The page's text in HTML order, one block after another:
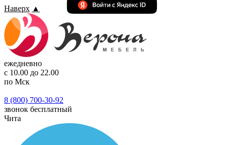
Наверх ▲
ежедневно
с 10.00 до 22.00
по Мск
8 (800) 700-30-92
звонок бесплатный
Чита